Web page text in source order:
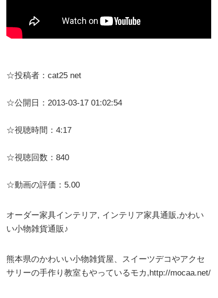
☆投稿者：cat25 net
☆公開日：2013-03-17 01:02:54
☆視聴時間：4:17
☆視聴回数：840
☆動画の評価：5.00
オーダー家具インテリア, インテリア家具通販,かわい
い小物雑貨通販♪
熊本県のかわいい小物雑貨屋、スイーツデコやアクセ
サリーの手作り教室もやっているモカ,http://mocaa.net/